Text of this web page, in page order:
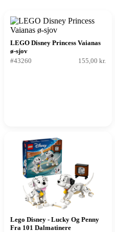
LEGO Disney Princess Vaianas
ø-sjov
#43260
155,00 kr.
Lego Disney - Lucky Og Penny
Fra 101 Dalmatinere